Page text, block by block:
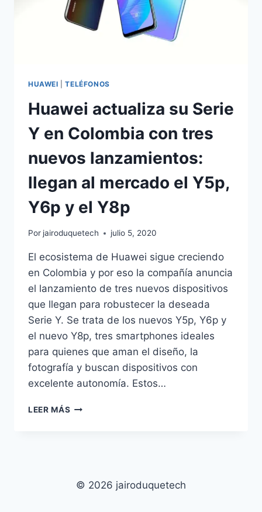
HUAWEI |TELÉFONOS
Huawei actualiza su Serie
Y en Colombia con tres
nuevos lanzamientos:
llegan al mercado el Y5p,
Y6p y el Y8p
Por jairoduquetech julio 5, 2020
El ecosistema de Huawei sigue creciendo
en Colombia y por eso la compañía anuncia
el lanzamiento de tres nuevos dispositivos
que llegan para robustecer la deseada
Serie Y. Se trata de los nuevos Y5p, Y6p y
el nuevo Y8p, tres smartphones ideales
para quienes que aman el diseño, la
fotografía y buscan dispositivos con
excelente autonomía. Estos…
LEER MÁS HUAWEI
COLOMBIA
© 2026 jairoduquetech